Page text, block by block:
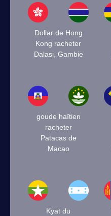
Dollar de Hong
Kong racheter
Dalasi, Gambie
goude haïtien
racheter
Patacas de
Macao
Kyat du